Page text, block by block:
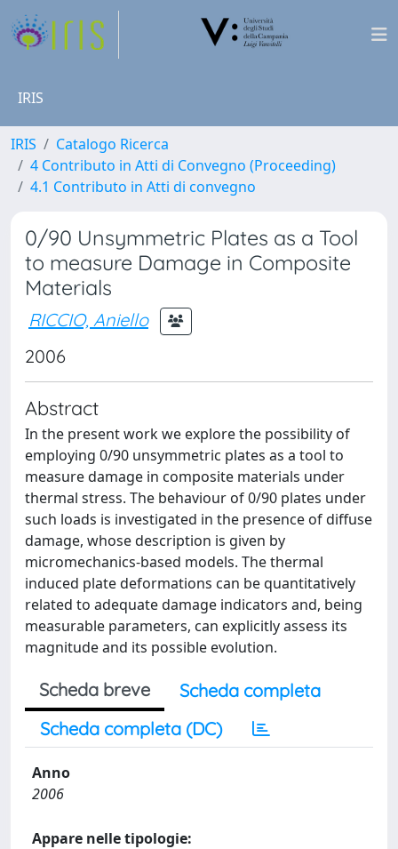
IRIS
IRIS
Catalogo Ricerca
4 Contributo in Atti di Convegno (Proceeding)
4.1 Contributo in Atti di convegno
0/90 Unsymmetric Plates as a Tool
to measure Damage in Composite
Materials
RICCIO, Aniello
2006
Abstract
In the present work we explore the possibility of
employing 0/90 unsymmetric plates as a tool to
measure damage in composite materials under
thermal stress. The behaviour of 0/90 plates under
such loads is investigated in the presence of diffuse
damage, whose description is given by
micromechanics-based models. The thermal
induced plate deformations can be quantitatively
related to adequate damage indicators and, being
measurable parameters, can explicitly assess its
magnitude and its possible evolution.
Scheda breve
Scheda completa
Scheda completa (DC)
Anno
2006
Appare nelle tipologie: